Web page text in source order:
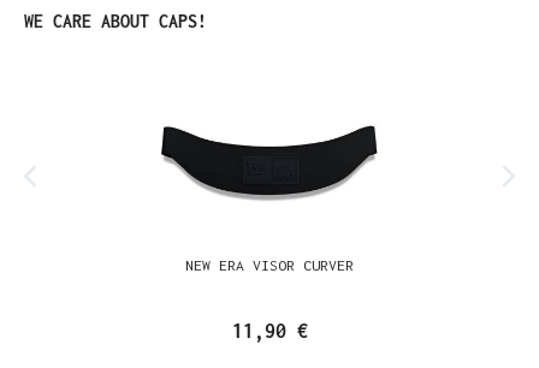
Produktgalerie überspringen
WE CARE ABOUT CAPS!
NEW ERA VISOR CURVER
11,90 €